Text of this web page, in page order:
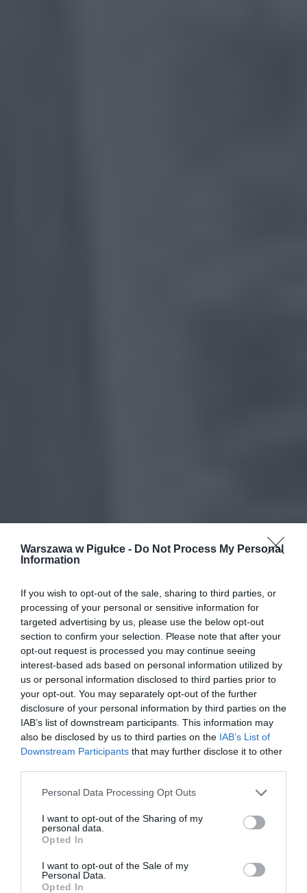
Warszawa w Pigułce - Do Not Process My Personal
Information
If you wish to opt-out of the sale, sharing to third parties, or
processing of your personal or sensitive information for
targeted advertising by us, please use the below opt-out
section to confirm your selection. Please note that after your
opt-out request is processed you may continue seeing
interest-based ads based on personal information utilized by
us or personal information disclosed to third parties prior to
your opt-out. You may separately opt-out of the further
disclosure of your personal information by third parties on the
IAB’s list of downstream participants. This information may
also be disclosed by us to third parties on the IAB’s List of
Downstream Participants that may further disclose it to other
Personal Data Processing Opt Outs
I want to opt-out of the Sharing of my
personal data.
Opted In
I want to opt-out of the Sale of my
Personal Data.
Opted In